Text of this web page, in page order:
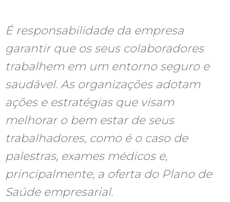
É responsabilidade da empresa
garantir que os seus colaboradores
trabalhem em um entorno seguro e
saudável. As organizações adotam
ações e estratégias que visam
melhorar o bem estar de seus
trabalhadores, como é o caso de
palestras, exames médicos e,
principalmente, a oferta do Plano de
Saúde empresarial.